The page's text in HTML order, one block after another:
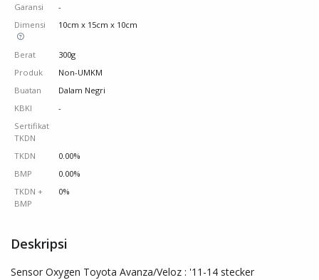
Garansi
-
Dimensi
10cm x 15cm x 10cm
Berat
300g
Produk
Non-UMKM
Buatan
Dalam Negri
KBKI
-
Sertifikat
TKDN
TKDN
0.00%
BMP
0.00%
TKDN +
BMP
0%
Deskripsi
Sensor Oxygen Toyota Avanza/Veloz : '11-14 stecker